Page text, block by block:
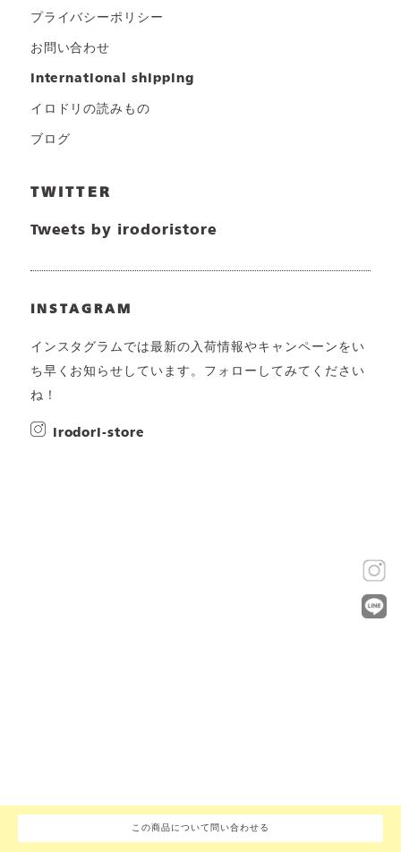
この商品について問い合わせる
プライバシーポリシー
お問い合わせ
international shipping
イロドリの読みもの
ブログ
TWITTER
Tweets by irodoristore
INSTAGRAM
インスタグラムでは最新の入荷情報やキャンペーンをい
ち早くお知らせしています。フォローしてみてください
ね！
irodori-store